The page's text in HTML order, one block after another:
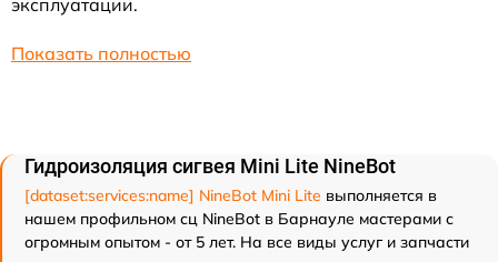
эксплуатации.
Показать полностью
Гидроизоляция сигвея Mini Lite NineBot
[dataset:services:name] NineBot Mini Lite выполняется в
нашем профильном сц NineBot в Барнауле мастерами с
огромным опытом - от 5 лет. На все виды услуг и запчасти